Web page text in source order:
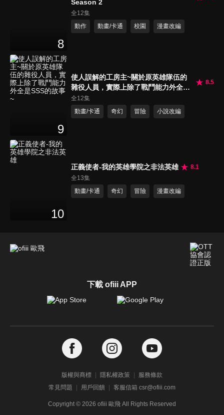
8
Season 2
全12集
動作
動畫/卡通 校園 漫畫改編
9
使人誤解的工房主~關於原英雄隊伍的
雜役人員，實際上除了戰鬥能力外全是
SSS的故事~
8.5
全12集
動畫/卡通
奇幻 冒險 小說改編
10
正義使者-我的英雄學院之非法英雄
8.1
全13集
動畫/卡通
奇幻 冒險 漫畫改編
下載 ofiii APP
版權與商標 隱私權政策
服務條款
常見問題
用戶回饋 客服信箱 csr@ofiii.com
Copyright © 2026 ofiii 歐飛 All Rights Reserved